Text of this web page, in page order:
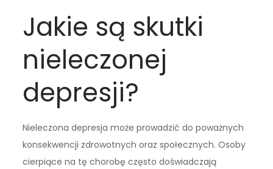
Jakie są skutki
nieleczonej
depresji?
Nieleczona depresja może prowadzić do poważnych
konsekwencji zdrowotnych oraz społecznych. Osoby
cierpiące na tę chorobę często doświadczają